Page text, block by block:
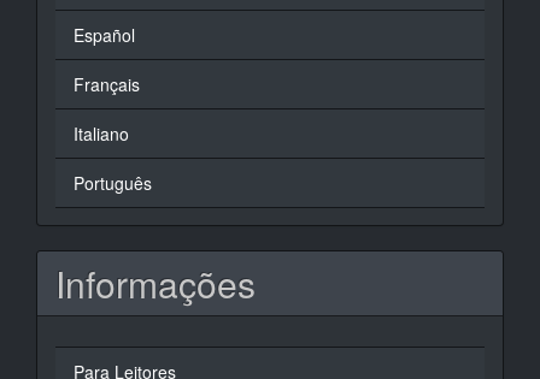
Español
Français
Italiano
Português
Informações
Para Leitores